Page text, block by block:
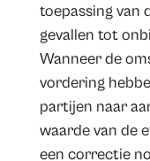
toepassing van
gevallen tot
Wanneer de
vordering
partijen naar
waarde van de
een correctie